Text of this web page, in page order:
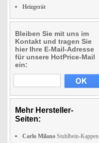
Heizgerät
Bleiben Sie mit uns im
Kontakt und tragen Sie
hier Ihre E-Mail-Adresse
für unsere HotPrice-Mail
ein:
Mehr Hersteller-
Seiten:
Carlo Milano Stuhlbein-Kappen